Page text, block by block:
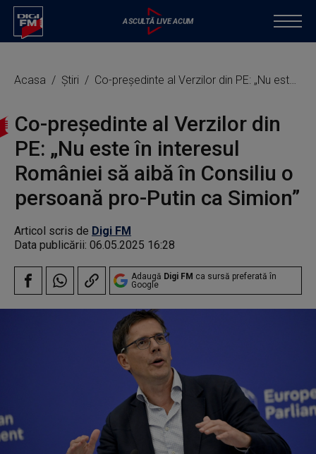
Acasa Știri Co-președinte al Verzilor din PE: „Nu este în interesul României să aibă în Consiliu o persoană pro-Putin ca Simion”
Co-președinte al Verzilor din
PE: „Nu este în interesul
României să aibă în Consiliu o
persoană pro-Putin ca Simion”
Articol scris de Digi FM
Data publicării: 06.05.2025 16:28
Adaugă Digi FM ca sursă preferată în
Google